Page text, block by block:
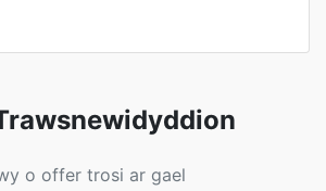
o offer trosi ar gael